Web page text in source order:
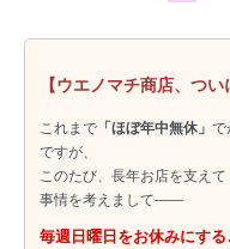
【ウエノマチ商店、つ
これまで 「ほぼ年中無休」 で
ですが、
このたび、長年お店を支え
事情を考えまして――
毎週日曜日をお休みにする